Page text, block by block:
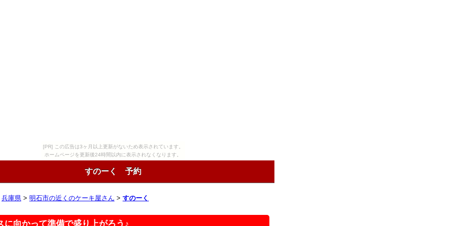
[PR] この広告は3ヶ月以上更新がないため表示されています。
ホームページを更新後24時間以内に表示されなくなります。
すのーく 予約
兵庫県 > 明石市の近くのケーキ屋さん > すのーく
に向かって準備で盛り上がろう♪